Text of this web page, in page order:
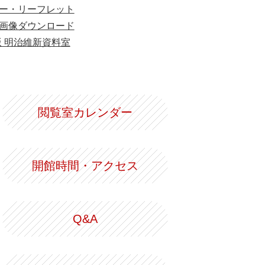
・リーフレット
像ダウンロード
明治維新資料室
閲覧室カレンダー
開館時間・アクセス
Q&A